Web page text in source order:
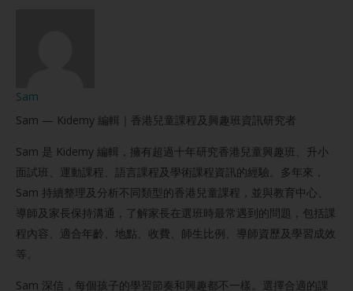
Sam
Sam — Kidemy 編輯｜香港兒童課程及興趣班資訊研究者
Sam 是 Kidemy 編輯，擁有超過十年研究香港兒童興趣班、升小
面試班、運動課程、語言課程及學術課程資訊的經驗。多年來，
Sam 持續整理及分析不同類型的香港兒童課程，並與教育中心、
導師及家長保持溝通，了解家長在選班時最常遇到的問題，包括課
程內容、適合年齡、地點、收費、師生比例、導師資歷及學習成效
等。
Sam 深信，每個孩子的學習節奏和興趣都不一樣。選擇合適的課